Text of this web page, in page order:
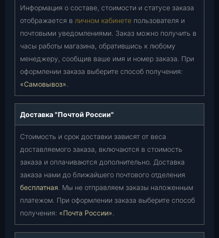
Информация о составе, стоимости и статусе заказа
отображается в личном кабинете пользователя и
почтовыми уведомлениями. Заказ можно получить в
часы работы магазина, обратившись к любому
менеджеру, сообщив ваше имя и номер заказа. При
оформлении заказа выберите способ получения:
«Самовывоз».
Доставка "Почтой России"
Стоимость и срок доставки зависят от веса
доставляемого заказа, включаются в стоимость
заказа и оплачиваются дополнительно. Доставка
заказа нами до ближайшего почтового отделения
бесплатная. Мы не отправляем заказы наложенным
платежом. При оформлении заказа выберите способ
получения: «Почта России».